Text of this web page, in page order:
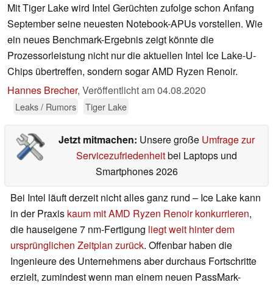
Mit Tiger Lake wird Intel Gerüchten zufolge schon Anfang
September seine neuesten Notebook-APUs vorstellen. Wie
ein neues Benchmark-Ergebnis zeigt könnte die
Prozessorleistung nicht nur die aktuellen Intel Ice Lake-U-
Chips übertreffen, sondern sogar AMD Ryzen Renoir.
Hannes Brecher, Veröffentlicht am04.08.2020
Leaks / Rumors Tiger Lake
Jetzt mitmachen: Unsere große Umfrage zur
Servicezufriedenheitbei Laptops und
Smartphones 2026
Bei Intel läuft derzeit nicht alles ganz rund – Ice Lake kann
in der Praxis kaum mit AMD Ryzen Renoir konkurrieren,
die hauseigene 7 nm-Fertigung liegt weit hinter dem
ursprünglichen Zeitplan zurück. Offenbar haben die
Ingenieure des Unternehmens aber durchaus Fortschritte
erzielt, zumindest wenn man einem neuen PassMark-